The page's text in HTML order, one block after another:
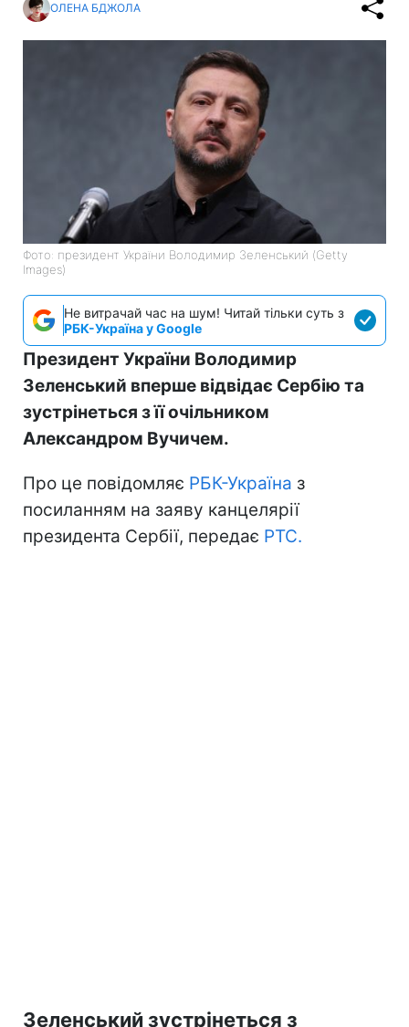
ОЛЕНА БДЖОЛА
Фото: президент України Володимир Зеленський (Getty
Images)
Не витрачай час на шум! Читай тільки суть з
РБК-Україна у Google
Президент України Володимир
Зеленський вперше відвідає Сербію та
зустрінеться з її очільником
Александром Вучичем.
Про це повідомляє РБК-Україна з
посиланням на заяву канцелярії
президента Сербії, передає РТС.
Зеленський зустрінеться з